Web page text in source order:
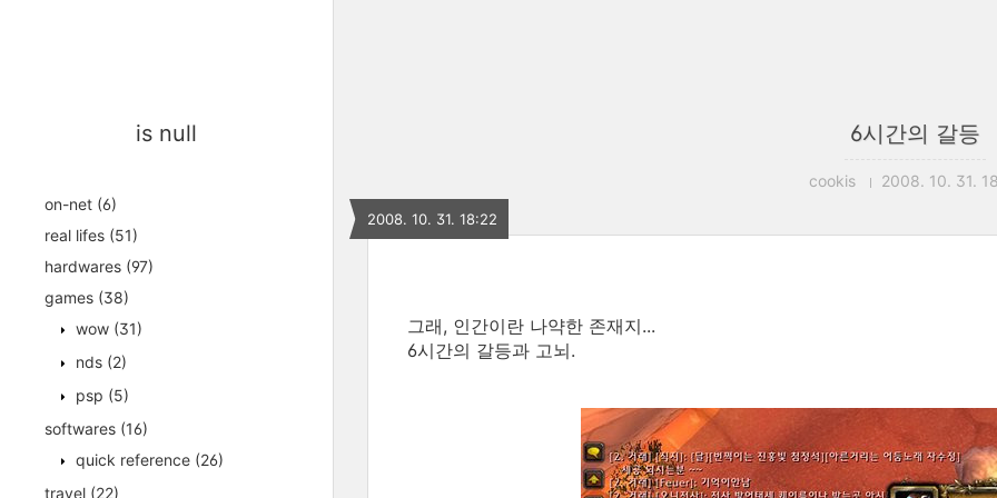
is null
on-net (6)
real lifes (51)
hardwares (97)
games (38)
wow (31)
nds (2)
psp (5)
softwares (16)
quick reference (26)
travel (22)
6시간의 갈등
cookis 2008. 10. 31.
2008. 10. 31. 18:22
그래, 인간이란 나약한 존재지...
6시간의 갈등과 고뇌.